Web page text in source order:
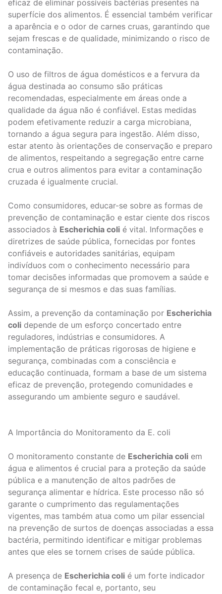
eficaz de eliminar possíveis bactérias presentes na
superfície dos alimentos. É essencial também verificar
a aparência e o odor de carnes cruas, garantindo que
sejam frescas e de qualidade, minimizando o risco de
contaminação.
O uso de filtros de água domésticos e a fervura da
água destinada ao consumo são práticas
recomendadas, especialmente em áreas onde a
qualidade da água não é confiável. Estas medidas
podem efetivamente reduzir a carga microbiana,
tornando a água segura para ingestão. Além disso,
estar atento às orientações de conservação e preparo
de alimentos, respeitando a segregação entre carne
crua e outros alimentos para evitar a contaminação
cruzada é igualmente crucial.
Como consumidores, educar-se sobre as formas de
prevenção de contaminação e estar ciente dos riscos
associados à Escherichia coli é vital. Informações e
diretrizes de saúde pública, fornecidas por fontes
confiáveis e autoridades sanitárias, equipam
indivíduos com o conhecimento necessário para
tomar decisões informadas que promovem a saúde e
segurança de si mesmos e das suas famílias.
Assim, a prevenção da contaminação por Escherichia
coli depende de um esforço concertado entre
reguladores, indústrias e consumidores. A
implementação de práticas rigorosas de higiene e
segurança, combinadas com a consciência e
educação continuada, formam a base de um sistema
eficaz de prevenção, protegendo comunidades e
assegurando um ambiente seguro e saudável.
A Importância do Monitoramento da E. coli
O monitoramento constante de Escherichia coli em
água e alimentos é crucial para a proteção da saúde
pública e a manutenção de altos padrões de
segurança alimentar e hídrica. Este processo não só
garante o cumprimento das regulamentações
vigentes, mas também atua como um pilar essencial
na prevenção de surtos de doenças associadas a essa
bactéria, permitindo identificar e mitigar problemas
antes que eles se tornem crises de saúde pública.
A presença de Escherichia coli é um forte indicador
de contaminação fecal e, portanto, seu